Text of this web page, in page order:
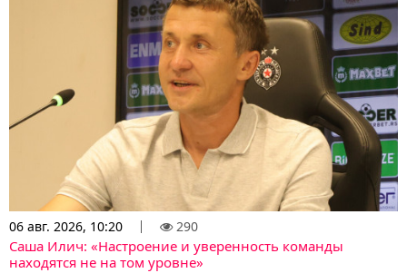
06 авг. 2026, 10:20 290
Саша Илич: «Настроение и уверенность команды
находятся не на том уровне»